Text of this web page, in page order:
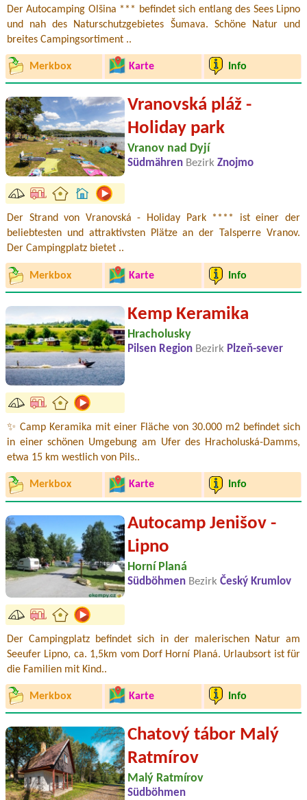
Der Autocamping Olšina *** befindet sich entlang des Sees Lipno
und nah des Naturschutzgebietes Šumava. Schöne Natur und
breites Campingsortiment ..
Merkbox Karte Info
Vranovská pláž -
Holiday park
Vranov nad Dyjí
Südmähren Bezirk Znojmo
Der Strand von Vranovská - Holiday Park **** ist einer der
beliebtesten und attraktivsten Plätze an der Talsperre Vranov.
Der Campingplatz bietet ..
Merkbox Karte Info
Kemp Keramika
Hracholusky
Pilsen Region Bezirk Plzeň-sever
✨ Camp Keramika mit einer Fläche von 30.000 m2 befindet sich
in einer schönen Umgebung am Ufer des Hracholuská-Damms,
etwa 15 km westlich von Pils..
Merkbox Karte Info
Autocamp Jenišov -
Lipno
Horní Planá
Südböhmen Bezirk Český Krumlov
Der Campingplatz befindet sich in der malerischen Natur am
Seeufer Lipno, ca. 1,5km vom Dorf Horní Planá. Urlaubsort ist für
die Familien mit Kind..
Merkbox Karte Info
Chatový tábor Malý
Ratmírov
Malý Ratmírov
Südböhmen